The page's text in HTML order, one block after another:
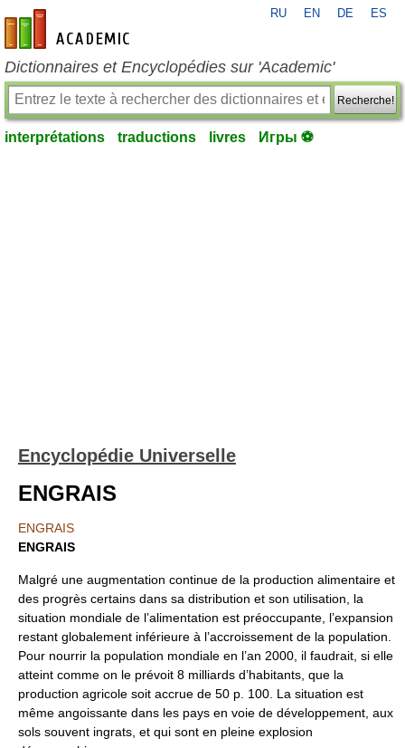
fr-academic.com
RU EN DE ES
Dictionnaires et Encyclopédies sur 'Academic'
Recherche!
interprétations traductions livres Игры ⚽
Encyclopédie Universelle
ENGRAIS
ENGRAIS
ENGRAIS
Malgré une augmentation continue de la production alimentaire et
des progrès certains dans sa distribution et son utilisation, la
situation mondiale de l’alimentation est préoccupante, l’expansion
restant globalement inférieure à l’accroissement de la population.
Pour nourrir la population mondiale en l’an 2000, il faudrait, si elle
atteint comme on le prévoit 8 milliards d’habitants, que la
production agricole soit accrue de 50 p. 100. La situation est
même angoissante dans les pays en voie de développement, aux
sols souvent ingrats, et qui sont en pleine explosion